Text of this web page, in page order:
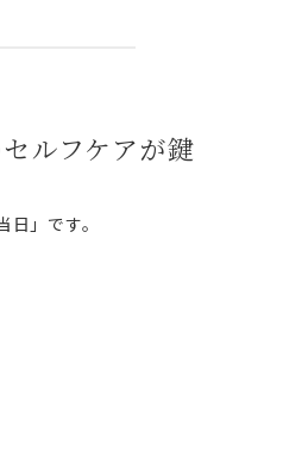
ルフケアが鍵
」です。